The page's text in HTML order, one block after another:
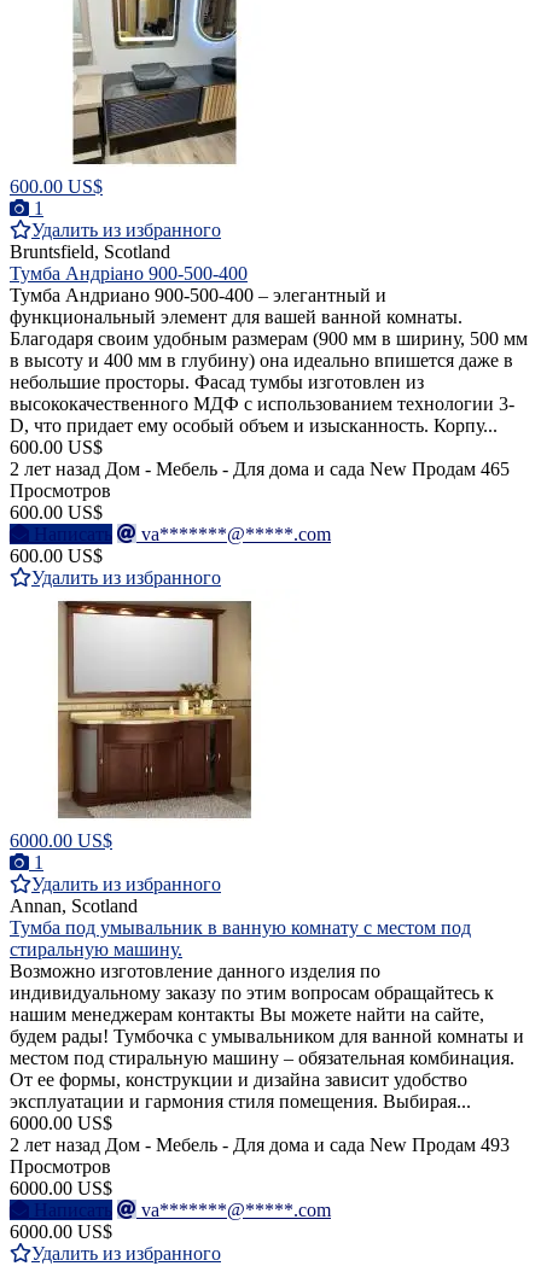
600.00 US$
1
Удалить из избранного
Bruntsfield, Scotland
Тумба Андріано 900-500-400
Тумба Андриано 900-500-400 – элегантный и
функциональный элемент для вашей ванной комнаты.
Благодаря своим удобным размерам (900 мм в ширину, 500 мм
в высоту и 400 мм в глубину) она идеально впишется даже в
небольшие просторы. Фасад тумбы изготовлен из
высококачественного МДФ с использованием технологии 3-
D, что придает ему особый объем и изысканность. Корпу...
600.00 US$
2 лет назад Дом - Мебель - Для дома и сада New Продам 465
Просмотров
600.00 US$
Написать
va*******@*****.com
600.00 US$
Удалить из избранного
6000.00 US$
1
Удалить из избранного
Annan, Scotland
Тумба под умывальник в ванную комнату с местом под
стиральную машину.
Возможно изготовление данного изделия по
индивидуальному заказу по этим вопросам обращайтесь к
нашим менеджерам контакты Вы можете найти на сайте,
будем рады! Тумбочка с умывальником для ванной комнаты и
местом под стиральную машину – обязательная комбинация.
От ее формы, конструкции и дизайна зависит удобство
эксплуатации и гармония стиля помещения. Выбирая...
6000.00 US$
2 лет назад Дом - Мебель - Для дома и сада New Продам 493
Просмотров
6000.00 US$
Написать
va*******@*****.com
6000.00 US$
Удалить из избранного